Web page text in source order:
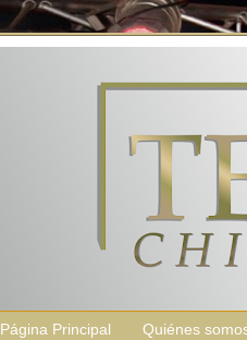
Página Principal Quiénes